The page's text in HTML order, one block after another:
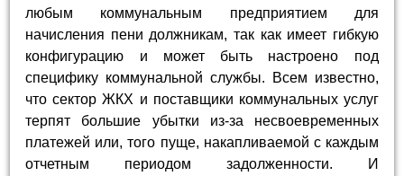
любым коммунальным предприятием для
начисления пени должникам, так как имеет гибкую
конфигурацию и может быть настроено под
специфику коммунальной службы. Всем известно,
что сектор ЖКХ и поставщики коммунальных услуг
терпят большие убытки из-за несвоевременных
платежей или, того пуще, накапливаемой с каждым
отчетным периодом задолженности. И